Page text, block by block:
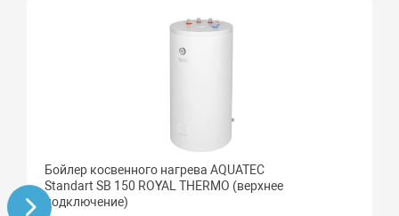
Бойлер косвенного нагрева AQUATEC
Standart SB 150 ROYAL THERMO (верхнее
подключение)